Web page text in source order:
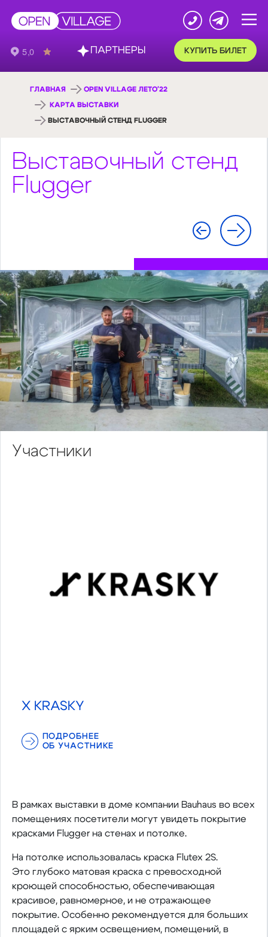
КУПИТЬ БИЛЕТ
ГЛАВНАЯ OPEN VILLAGE ЛЕТО'22
КАРТА ВЫСТАВКИ
ВЫСТАВОЧНЫЙ СТЕНД FLUGGER
Выставочный стенд
Flugger
Участники
X KRASKY
ПОДРОБНЕЕ
ОБ УЧАСТНИКЕ
В рамках выставки в доме компании Bauhaus во всех
помещениях посетители могут увидеть покрытие
красками Flugger на стенах и потолке.
На потолке использовалась краска Flutex 2S.
Это глубоко матовая краска с превосходной
кроющей способностью, обеспечивающая
красивое, равномерное, и не отражающее
покрытие. Особенно рекомендуется для больших
площадей с ярким освещением, помещений, в